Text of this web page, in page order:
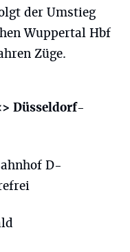
der Umstieg
Wuppertal Hbf
Züge.
Düsseldorf-
D-